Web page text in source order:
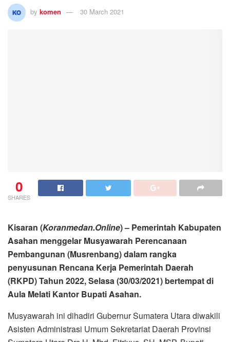
by komen 30 March 2021
0
SHARES
Kisaran (Koranmedan.Online) – Pemerintah Kabupaten
Asahan menggelar Musyawarah Perencanaan
Pembangunan (Musrenbang) dalam rangka
penyusunan Rencana Kerja Pemerintah Daerah
(RKPD) Tahun 2022, Selasa (30/03/2021) bertempat di
Aula Melati Kantor Bupati Asahan.
Musyawarah ini dihadiri Gubernur Sumatera Utara diwakili
Asisten Administrasi Umum Sekretariat Daerah Provinsi